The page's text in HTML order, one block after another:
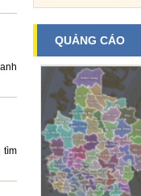
tìm
QUẢNG CÁO